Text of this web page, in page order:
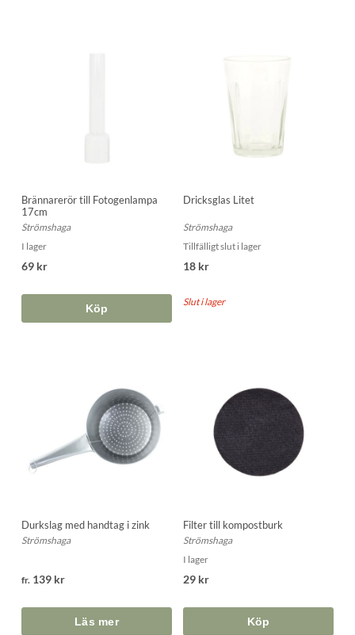
Brännarerör till Fotogenlampa
17cm
Strömshaga
I lager
69 kr
Köp
Dricksglas Litet
Strömshaga
Tillfälligt slut i lager
18 kr
Slut i lager
Durkslag med handtag i zink
Strömshaga
fr. 139 kr
Filter till kompostburk
Strömshaga
I lager
29 kr
Köp